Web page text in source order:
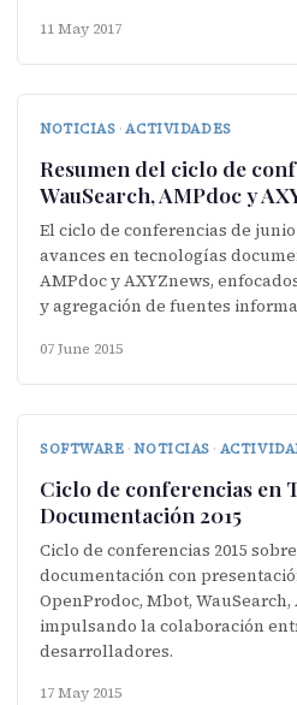
11 May 2017
NOTICIAS · ACTIVIDADES
Resumen del ciclo de
WauSearch, AMPdoc y
El ciclo de conferencias de
avances en tecnologías
AMPdoc y AXYZnews,
y agregación de fuentes
07 June 2015
SOFTWARE · NOTICIAS ·
Ciclo de conferencias en
Documentación 2015
Ciclo de conferencias 2015
documentación con
OpenProdoc, Mbot,
impulsando la colaboración
desarrolladores.
17 May 2015